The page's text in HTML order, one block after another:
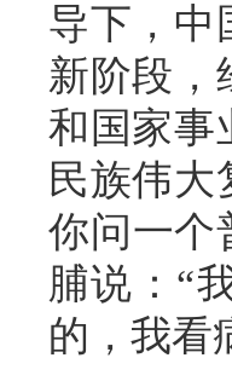
导下，中
新阶段，
和国家事
民族伟
你问一个
脯说：“
的，我看